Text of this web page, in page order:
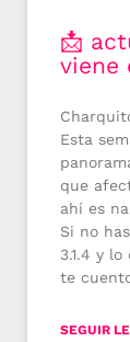
📩
viene
Esta
que
ahí es
Si no
3.1.4 y
te
SEGUIR